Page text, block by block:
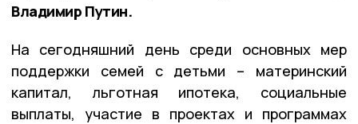
Владимир Путин.
На сегодняшний день среди основных мер
поддержки семей с детьми – материнский
капитал, льготная ипотека, социальные
выплаты, участие в проектах и программах